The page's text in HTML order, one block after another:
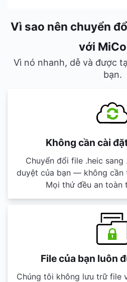
Vì sao nên chuyển
với
Vì nó nhanh, dễ và được
bạn.
Không cần cài
Chuyển đổi file .heic
duyệt của bạn — không cần
Mọi thứ đều an toàn
File của bạn luôn
Chúng tôi không lưu trữ file